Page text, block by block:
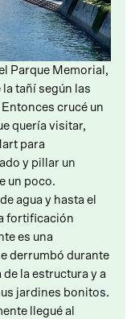
Parque Memorial,
la tañí según las
crucé un
quería visitar,
para
y pillar un
un poco.
agua y hasta el
fortificación
es una
derrumbó durante
la estructura y a
jardines bonitos.
llegué al